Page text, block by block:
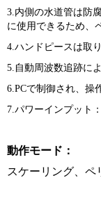
3.内側の水道管は防
に使用できるため、
4.ハンドピースは取
5.自動周波数追跡に
6.PCで制御され、操
7.パワーインプット
動作モード：
スケーリング、ペ